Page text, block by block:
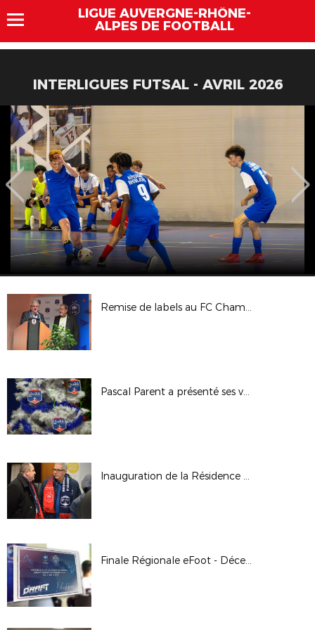
LIGUE AUVERGNE-RHÔNE-
ALPES DE FOOTBALL
INTERLIGUES FUTSAL - AVRIL 2026
Remise de labels au FC Chamalières
Pascal Parent a présenté ses voeux
Inauguration de la Résidence Espoirs (Tola Vologe), mercredi 11 décembre 2019
Finale Régionale eFoot - Décembre 2019